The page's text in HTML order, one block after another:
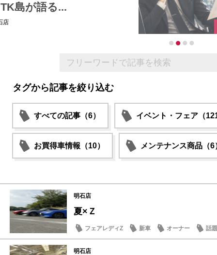
ー」がショール...
タグから記事を絞り込む
すべての記事（6） イベント・フェア（
お買得車情報（10） メンテナンス商品（6
明石店
夏×Ｚ
フェアレディZ 新車 オーナー 話
明石店